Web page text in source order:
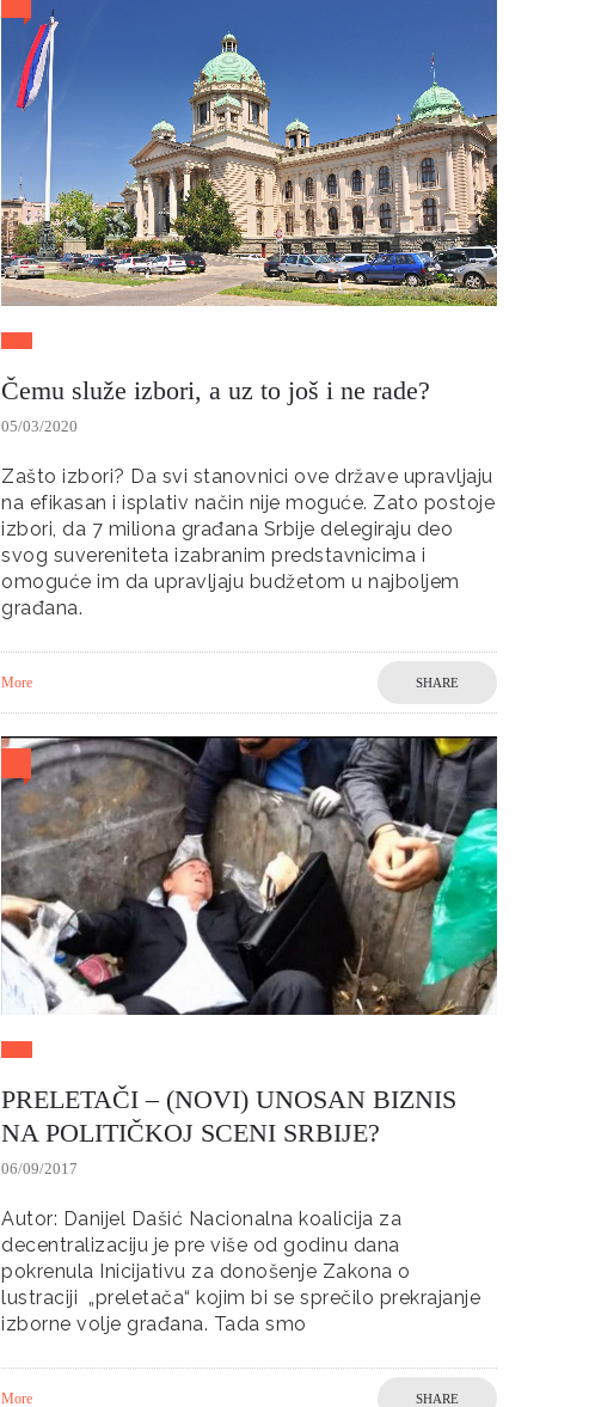
Čemu služe izbori, a uz to još i ne rade?
05/03/2020
Zašto izbori? Da svi stanovnici ove države upravljaju
na efikasan i isplativ način nije moguće. Zato postoje
izbori, da 7 miliona građana Srbije delegiraju deo
svog suvereniteta izabranim predstavnicima i
omoguće im da upravljaju budžetom u najboljem
građana.
More SHARE
PRELETAČI – (NOVI) UNOSAN BIZNIS
NA POLITIČKOJ SCENI SRBIJE?
06/09/2017
Autor: Danijel Dašić Nacionalna koalicija za
decentralizaciju je pre više od godinu dana
pokrenula Inicijativu za donošenje Zakona o
lustraciji „preletača“ kojim bi se sprečilo prekrajanje
izborne volje građana. Tada smo
More SHARE